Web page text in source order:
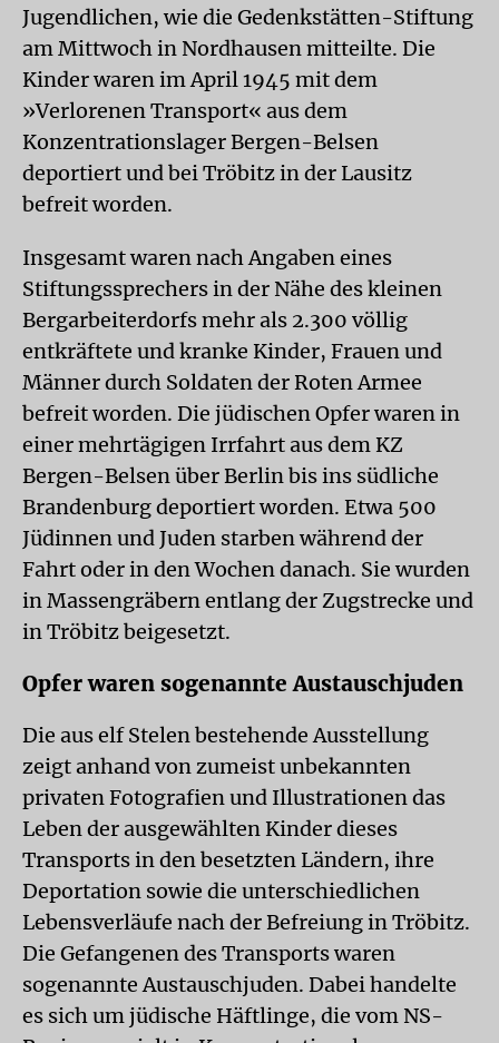
Jugendlichen, wie die Gedenkstätten-Stiftung
am Mittwoch in Nordhausen mitteilte. Die
Kinder waren im April 1945 mit dem
»Verlorenen Transport« aus dem
Konzentrationslager Bergen-Belsen
deportiert und bei Tröbitz in der Lausitz
befreit worden.
Insgesamt waren nach Angaben eines
Stiftungssprechers in der Nähe des kleinen
Bergarbeiterdorfs mehr als 2.300 völlig
entkräftete und kranke Kinder, Frauen und
Männer durch Soldaten der Roten Armee
befreit worden. Die jüdischen Opfer waren in
einer mehrtägigen Irrfahrt aus dem KZ
Bergen-Belsen über Berlin bis ins südliche
Brandenburg deportiert worden. Etwa 500
Jüdinnen und Juden starben während der
Fahrt oder in den Wochen danach. Sie wurden
in Massengräbern entlang der Zugstrecke und
in Tröbitz beigesetzt.
Opfer waren sogenannte Austauschjuden
Die aus elf Stelen bestehende Ausstellung
zeigt anhand von zumeist unbekannten
privaten Fotografien und Illustrationen das
Leben der ausgewählten Kinder dieses
Transports in den besetzten Ländern, ihre
Deportation sowie die unterschiedlichen
Lebensverläufe nach der Befreiung in Tröbitz.
Die Gefangenen des Transports waren
sogenannte Austauschjuden. Dabei handelte
es sich um jüdische Häftlinge, die vom NS-